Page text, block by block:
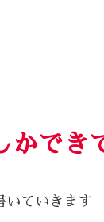
かでき
いていきます